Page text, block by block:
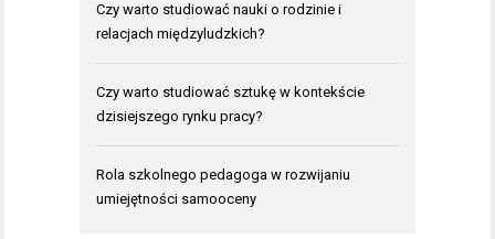
Czy warto studiować nauki o rodzinie i
relacjach międzyludzkich?
Czy warto studiować sztukę w kontekście
dzisiejszego rynku pracy?
Rola szkolnego pedagoga w rozwijaniu
umiejętności samooceny